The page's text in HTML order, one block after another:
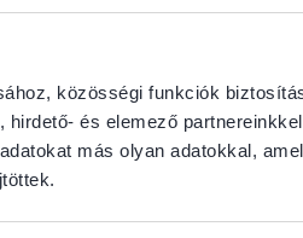
közösségi funkciók
és elemező
más olyan adatokkal,
Dr.Ütő-
1027 Budapest